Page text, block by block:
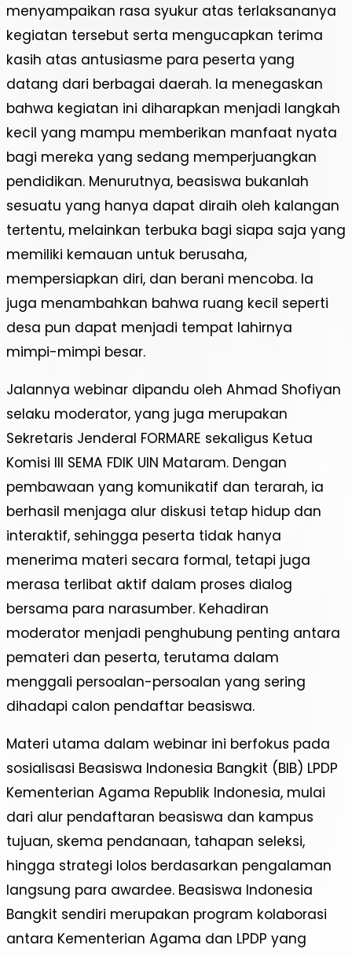
menyampaikan rasa syukur atas terlaksananya
kegiatan tersebut serta mengucapkan terima
kasih atas antusiasme para peserta yang
datang dari berbagai daerah. Ia menegaskan
bahwa kegiatan ini diharapkan menjadi langkah
kecil yang mampu memberikan manfaat nyata
bagi mereka yang sedang memperjuangkan
pendidikan. Menurutnya, beasiswa bukanlah
sesuatu yang hanya dapat diraih oleh kalangan
tertentu, melainkan terbuka bagi siapa saja yang
memiliki kemauan untuk berusaha,
mempersiapkan diri, dan berani mencoba. Ia
juga menambahkan bahwa ruang kecil seperti
desa pun dapat menjadi tempat lahirnya
mimpi-mimpi besar.
Jalannya webinar dipandu oleh Ahmad Shofiyan
selaku moderator, yang juga merupakan
Sekretaris Jenderal FORMARE sekaligus Ketua
Komisi III SEMA FDIK UIN Mataram. Dengan
pembawaan yang komunikatif dan terarah, ia
berhasil menjaga alur diskusi tetap hidup dan
interaktif, sehingga peserta tidak hanya
menerima materi secara formal, tetapi juga
merasa terlibat aktif dalam proses dialog
bersama para narasumber. Kehadiran
moderator menjadi penghubung penting antara
pemateri dan peserta, terutama dalam
menggali persoalan-persoalan yang sering
dihadapi calon pendaftar beasiswa.
Materi utama dalam webinar ini berfokus pada
sosialisasi Beasiswa Indonesia Bangkit (BIB) LPDP
Kementerian Agama Republik Indonesia, mulai
dari alur pendaftaran beasiswa dan kampus
tujuan, skema pendanaan, tahapan seleksi,
hingga strategi lolos berdasarkan pengalaman
langsung para awardee. Beasiswa Indonesia
Bangkit sendiri merupakan program kolaborasi
antara Kementerian Agama dan LPDP yang